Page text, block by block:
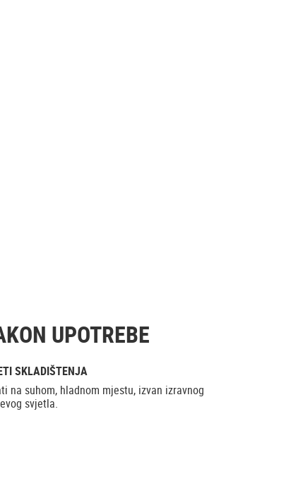
UPOTREBE
SKLADIŠTENJA
na suhom, hladnom mjestu, izvan izravnog
svjetla.